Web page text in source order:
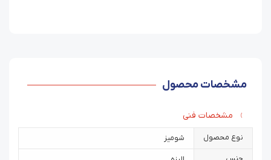
مشخصات محصول
مشخصات فنی
نوع محصول شومیز